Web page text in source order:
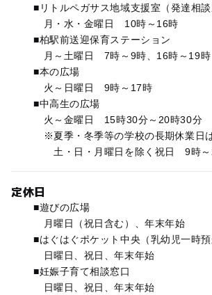
■リトルペガサス地域支援室（発達相談
月・水・金曜日 10時～16時
■柏駅前送迎保育ステーション
月～土曜日 7時～9時、16時～19時
■本の広場
火～日曜日 9時～17時
■中高生の広場
火～金曜日 15時30分～20時30分
※夏季・冬季等の学校の長期休業日
土・日・月曜日を除く祝日 9時～
定休日
■遊びの広場
月曜日（祝日含む）、年末年始
■はぐはぐポケット中央（乳幼児一時預
日曜日、祝日、年末年始
■妊娠子育て相談窓口
日曜日、祝日、年末年始